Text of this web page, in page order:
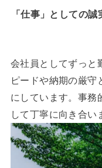
「仕事」としての
会社員としてずっと
ピードや納期の厳守
にしています。事務
して丁寧に向き合い